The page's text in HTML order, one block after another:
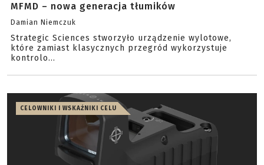
MFMD – nowa generacja tłumików
Damian Niemczuk
Strategic Sciences stworzyło urządzenie wylotowe,
które zamiast klasycznych przegród wykorzystuje
kontrolo...
CELOWNIKI I WSKAŹNIKI CELU